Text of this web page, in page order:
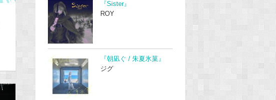
『Sister』
ROY
『朝凪ぐ / 朱夏氷菓』
ジグ